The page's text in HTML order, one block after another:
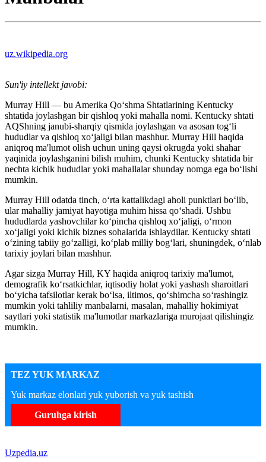
uz.wikipedia.org
Sun'iy intellekt javobi:
Murray Hill — bu Amerika Qo‘shma Shtatlarining Kentucky
shtatida joylashgan bir qishloq yoki mahalla nomi. Kentucky shtati
AQShning janubi-sharqiy qismida joylashgan va asosan tog‘li
hududlar va qishloq xo‘jaligi bilan mashhur. Murray Hill haqida
aniqroq ma'lumot olish uchun uning qaysi okrugda yoki shahar
yaqinida joylashganini bilish muhim, chunki Kentucky shtatida bir
nechta kichik hududlar yoki mahallalar shunday nomga ega bo‘lishi
mumkin.
Murray Hill odatda tinch, o‘rta kattalikdagi aholi punktlari bo‘lib,
ular mahalliy jamiyat hayotiga muhim hissa qo‘shadi. Ushbu
hududlarda yashovchilar ko‘pincha qishloq xo‘jaligi, o‘rmon
xo‘jaligi yoki kichik biznes sohalarida ishlaydilar. Kentucky shtati
o‘zining tabiiy go‘zalligi, ko‘plab milliy bog‘lari, shuningdek, o‘nlab
tarixiy joylari bilan mashhur.
Agar sizga Murray Hill, KY haqida aniqroq tarixiy ma'lumot,
demografik ko‘rsatkichlar, iqtisodiy holat yoki yashash sharoitlari
bo‘yicha tafsilotlar kerak bo‘lsa, iltimos, qo‘shimcha so‘rashingiz
mumkin yoki tahliliy manbalarni, masalan, mahalliy hokimiyat
saytlari yoki statistik ma'lumotlar markazlariga murojaat qilishingiz
mumkin.
TEZ YUK MARKAZ
Yuk markaz elonlari yuk yuborish va yuk tashish
Guruhga kirish
Uzpedia.uz